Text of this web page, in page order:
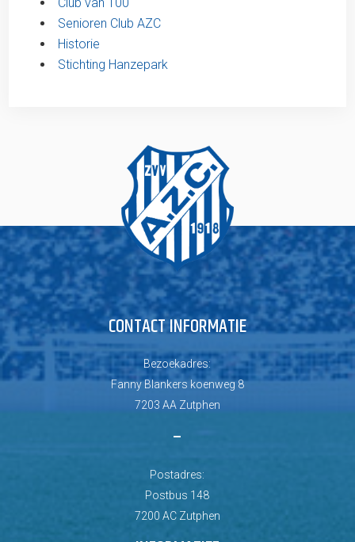
Senioren Club AZC
Historie
Stichting Hanzepark
CONTACT INFORMATIE
Bezoekadres:
Fanny Blankers koenweg 8
7203 AA Zutphen
–
Postadres:
Postbus 148
7200 AC Zutphen